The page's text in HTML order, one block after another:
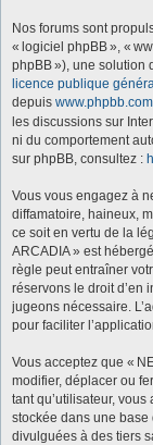
Nos forums sont
« logiciel phpBB », «
phpBB »), une solution
licence publique
depuis www.phpbb.com
les discussions sur
ni du comportement
sur phpBB, consultez :
Vous vous engagez à
diffamatoire, haineux,
ce soit en vertu de la
ARCADIA » est
règle peut entraîner
réservons le droit d’en
jugeons nécessaire.
pour faciliter
Vous acceptez que «
modifier, déplacer ou
tant qu’utilisateur,
stockée dans une
divulguées à des tiers